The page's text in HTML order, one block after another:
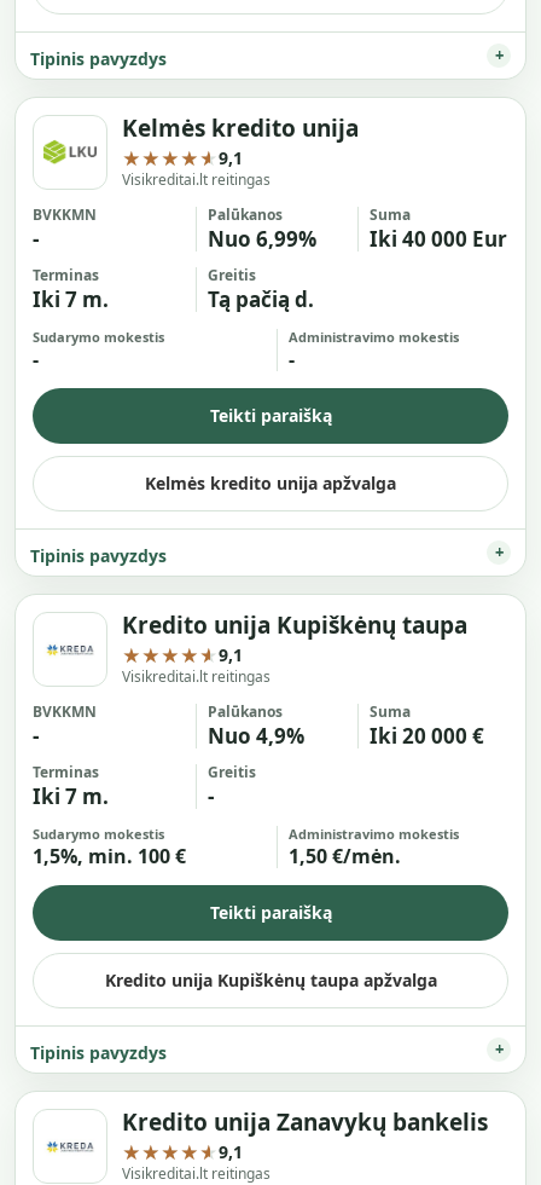
Tipinis pavyzdys
Kelmės kredito unija
★★★★★9,1
Visikreditai.lt reitingas
BVKKMN
-
Palūkanos
Nuo 6,99%
Suma
Iki 40 000 Eur
Terminas
Iki 7 m.
Greitis
Tą pačią d.
Sudarymo mokestis
-
Administravimo mokestis
-
Teikti paraišką
Kelmės kredito unija apžvalga
Tipinis pavyzdys
Kredito unija Kupiškėnų taupa
★★★★★9,1
Visikreditai.lt reitingas
BVKKMN
-
Palūkanos
Nuo 4,9%
Suma
Iki 20 000 €
Terminas
Iki 7 m.
Greitis
-
Sudarymo mokestis
1,5%, min. 100 €
Administravimo mokestis
1,50 €/mėn.
Teikti paraišką
Kredito unija Kupiškėnų taupa apžvalga
Tipinis pavyzdys
Kredito unija Zanavykų bankelis
★★★★★9,1
Visikreditai.lt reitingas